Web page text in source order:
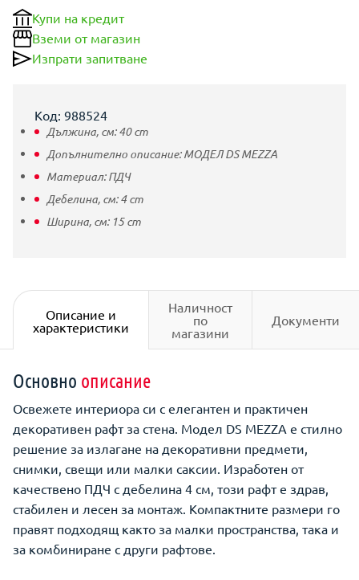
Купи на кредит
Вземи от магазин
Изпрати запитване
Код: 988524
Дължина, см:40cm
Допълнително описание:МОДЕЛ DS MEZZA
Материал:ПДЧ
Дебелина, см:4cm
Ширина, см: 15cm
Описание и
характеристики
Наличност
по
магазини
Документи
Основно описание
Освежете интериора си с елегантен и практичен
декоративен рафт за стена. Модел DS MEZZA е стилно
решение за излагане на декоративни предмети,
снимки, свещи или малки саксии. Изработен от
качествено ПДЧ с дебелина 4 см, този рафт е здрав,
стабилен и лесен за монтаж. Компактните размери го
правят подходящ както за малки пространства, така и
за комбиниране с други рафтове.